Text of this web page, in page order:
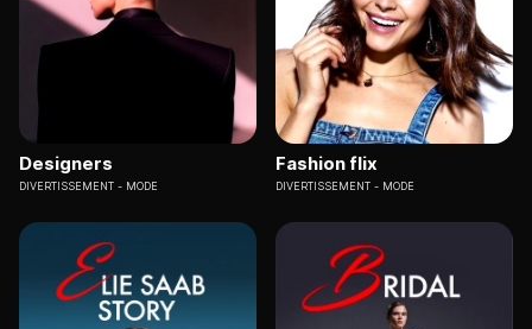
Designers
DIVERTISSEMENT MODE
Fashion flix
DIVERTISSEMENT MODE